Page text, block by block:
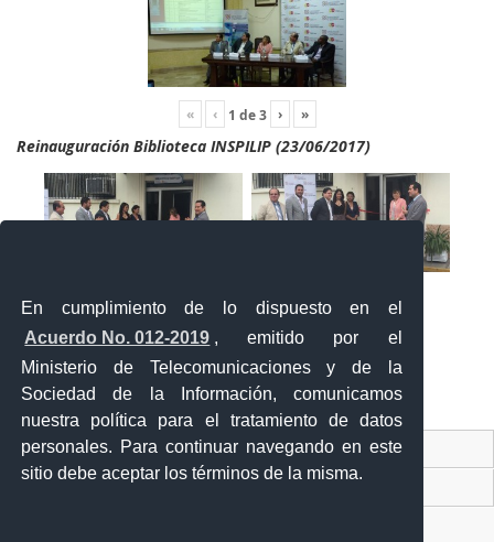
En cumplimiento de lo dispuesto en el
Acuerdo No. 012-2019 , emitido por el
Ministerio de Telecomunicaciones y de la
Sociedad de la Información, comunicamos
nuestra política para el tratamiento de datos
personales. Para continuar navegando en este
sitio debe aceptar los términos de la misma.
« ‹ 1 de3 › »
Reinauguración Biblioteca INSPILIP (23/06/2017)
Contacto Ciudadano Digital